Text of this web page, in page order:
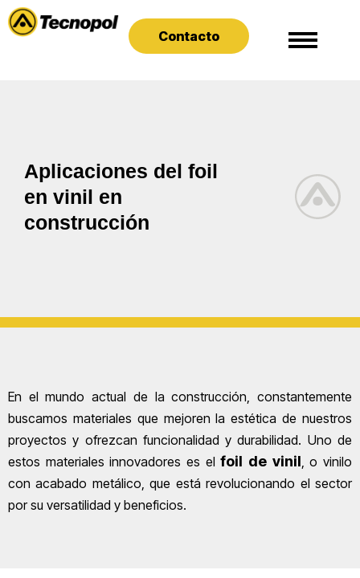
Contacto
Aplicaciones del foil
en vinil en
construcción
En el mundo actual de la construcción, constantemente
buscamos materiales que mejoren la estética de nuestros
proyectos y ofrezcan funcionalidad y durabilidad. Uno de
estos materiales innovadores es elfoil de vinil , o vinilo
con acabado metálico, que está revolucionando el sector
por su versatilidad y beneficios.